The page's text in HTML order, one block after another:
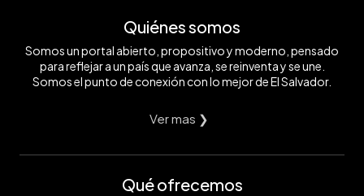
Quiénes somos
Somos un portal abierto, propositivo y moderno, pensado
para reflejar a un país que avanza, se reinventa y se une.
Somos el punto de conexión con lo mejor de El Salvador.
Ver mas ❯
Qué ofrecemos